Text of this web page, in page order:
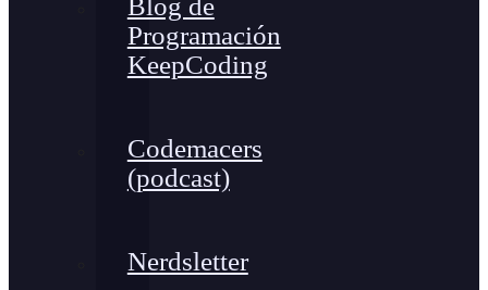
Blog de
Programación
KeepCoding
Codemacers
(podcast)
Nerdsletter